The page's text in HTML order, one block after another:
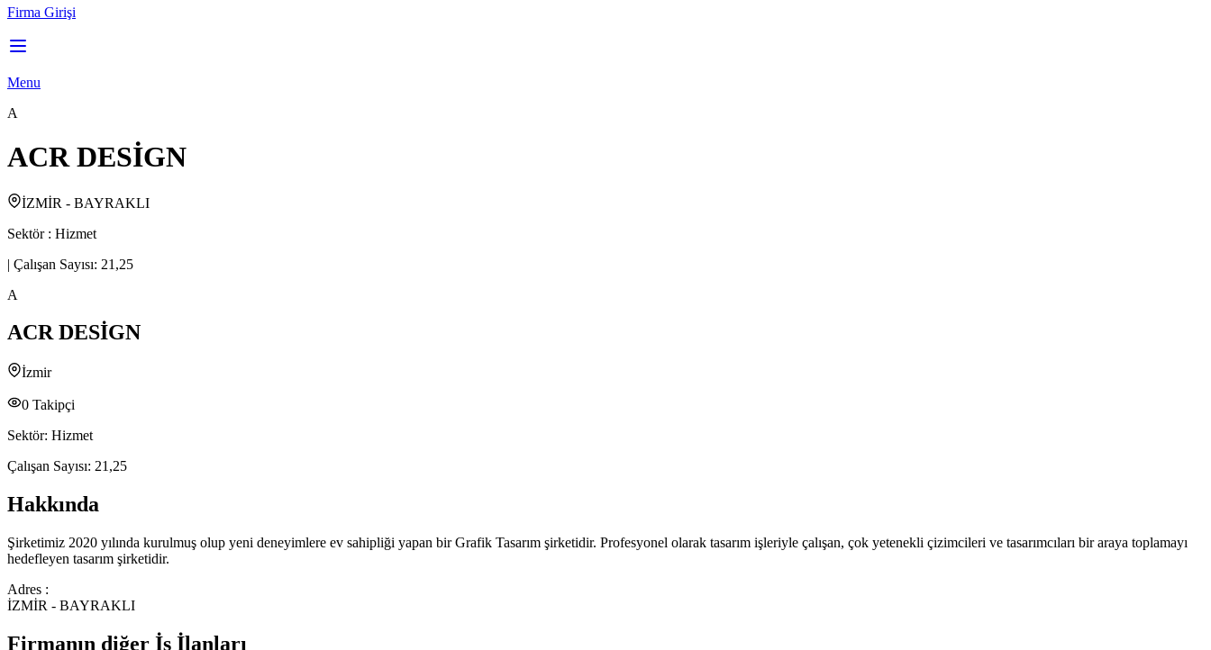
Firma Girişi
Menu
A
ACR DESİGN
İZMİR - BAYRAKLI
Sektör : Hizmet
| Çalışan Sayısı: 21,25
A
ACR DESİGN
İzmir
0 Takipçi
Sektör: Hizmet
Çalışan Sayısı: 21,25
Hakkında
Şirketimiz 2020 yılında kurulmuş olup yeni deneyimlere ev sahipliği yapan bir Grafik Tasarım şirketidir. Profesyonel olarak tasarım işleriyle çalışan, çok yetenekli çizimcileri ve tasarımcıları bir araya toplamayı
hedefleyen tasarım şirketidir.
Adres :
İZMİR - BAYRAKLI
Firmanın diğer İş İlanları